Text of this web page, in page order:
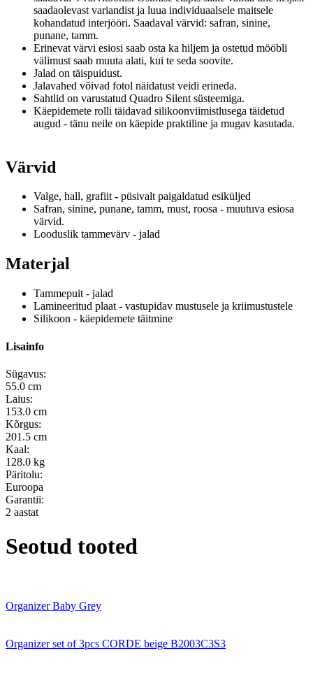
saadaolevast variandist ja luua individuaalsele maitsele
kohandatud interjööri. Saadaval värvid: safran, sinine,
punane, tamm.
Erinevat värvi esiosi saab osta ka hiljem ja ostetud mööbli
välimust saab muuta alati, kui te seda soovite.
Jalad on täispuidust.
Jalavahed võivad fotol näidatust veidi erineda.
Sahtlid on varustatud Quadro Silent süsteemiga.
Käepidemete rolli täidavad silikoonviimistlusega täidetud
augud - tänu neile on käepide praktiline ja mugav kasutada.
Värvid
Valge, hall, grafiit - püsivalt paigaldatud esiküljed
Safran, sinine, punane, tamm, must, roosa - muutuva esiosa
värvid.
Looduslik tammevärv - jalad
Materjal
Tammepuit - jalad
Lamineeritud plaat - vastupidav mustusele ja kriimustustele
Silikoon - käepidemete täitmine
Lisainfo
Sügavus:
55.0 cm
Laius:
153.0 cm
Kõrgus:
201.5 cm
Kaal:
128.0 kg
Päritolu:
Euroopa
Garantii:
2 aastat
Seotud tooted
Organizer Baby Grey
Organizer set of 3pcs CORDE beige B2003C3S3